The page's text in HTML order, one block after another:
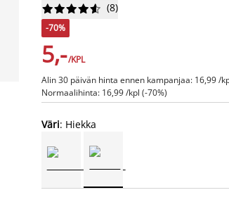





 (8)
-70%
5,-/KPL
Alin 30 päivän hinta ennen kampanjaa: 16,99 /
Normaalihinta: 16,99 /kpl (-70%)
Väri: Hiekka